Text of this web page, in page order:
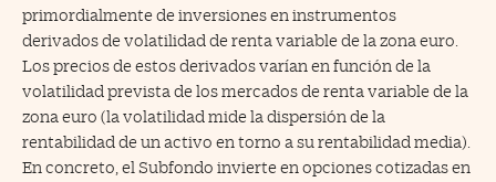
primordialmente de inversiones en instrumentos
derivados de volatilidad de renta variable de la zona euro.
Los precios de estos derivados varían en función de la
volatilidad prevista de los mercados de renta variable de la
zona euro (la volatilidad mide la dispersión de la
rentabilidad de un activo en torno a su rentabilidad media).
En concreto, el Subfondo invierte en opciones cotizadas en